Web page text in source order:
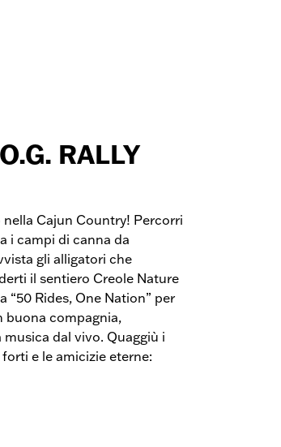
RALLY
Cajun Country! Percorri
i campi di canna da
gli alligatori che
il sentiero Creole Nature
“50 Rides, One Nation” per
buona compagnia,
dal vivo. Quaggiù i
e le amicizie eterne: